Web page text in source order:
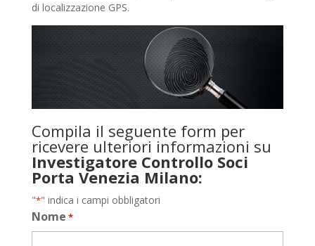
di localizzazione GPS.
Compila il seguente form per
ricevere ulteriori informazioni su
Investigatore Controllo Soci
Porta Venezia Milano:
"*" indica i campi obbligatori
Nome *